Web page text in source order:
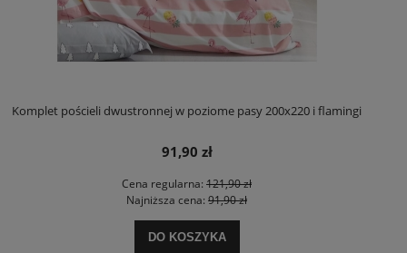
Komplet pościeli dwustronnej w poziome pasy 200x220 i flamingi
91,90 zł
Cena regularna: 121,90 zł
Najniższa cena: 91,90 zł
DO KOSZYKA